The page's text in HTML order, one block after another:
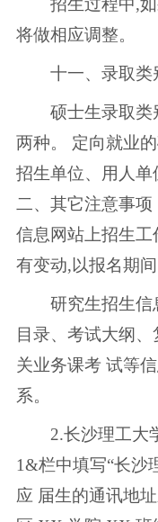
招生过程中,如
将做相应调整。
十一、录取类
硕士生录取类
两种。 定向就业
招生单位、用人
二、其它注意事
信息网站上招生
有变动,以报名期间
研究生招生信
目录、考试大纲
关业务课考 试等
系。
2.长沙理工大学
1&栏中填写“长沙
应 届生的通讯地